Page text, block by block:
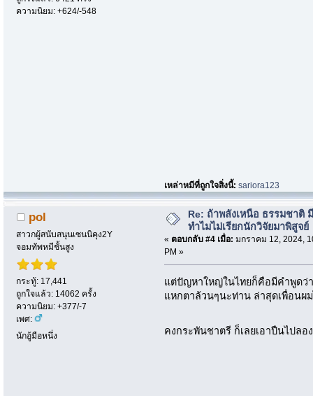
ความนิยม: +624/-548
เหล่าหมีที่ถูกใจสิ่งนี้:sariora123
pol
สาวกผู้สนับสนุนเซนนิคุง2Y
จอมทัพหมีชั้นสูง
กระทู้: 17,441
ถูกใจแล้ว: 14062 ครั้ง
ความนิยม: +377/-7
เพศ:
นักอู้มือหนึ่ง
Re: ถ้าพลังเหนือ ธรรมชาติ
ทำไมไม่เรียกนักวิจัยมาพิสูจย์
« ตอบกลับ #4 เมื่อ: มกราคม 12, 2024,
PM »
แต่ปัญหาใหญ่ในไทยก็คือมีคำพูดว่
แหกตาล้วนๆนะท่าน ล่าสุดเพื่อนผ
คงกระพันชาตรี ก็เลยเอาปืนไปล